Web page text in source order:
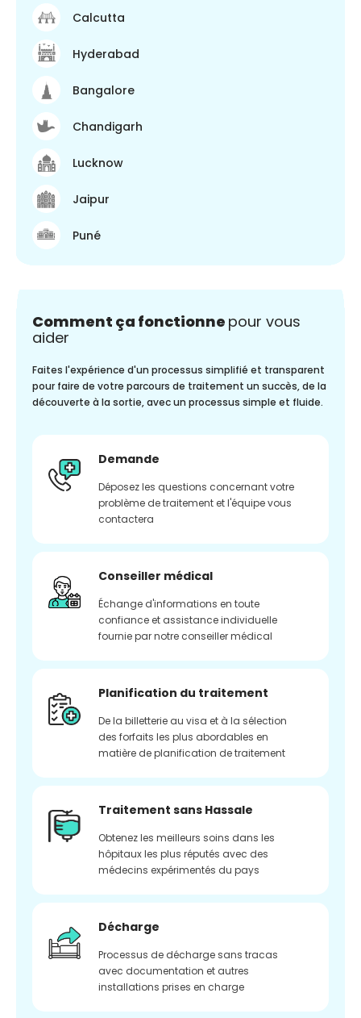
Calcutta
Hyderabad
Bangalore
Chandigarh
Lucknow
Jaipur
Puné
Comment ça fonctionne pour vous
aider
Faites l'expérience d'un processus simplifié et transparent
pour faire de votre parcours de traitement un succès, de la
découverte à la sortie, avec un processus simple et fluide.
Demande
Déposez les questions concernant votre
problème de traitement et l'équipe vous
contactera
Conseiller médical
Échange d'informations en toute
confiance et assistance individuelle
fournie par notre conseiller médical
Planification du traitement
De la billetterie au visa et à la sélection
des forfaits les plus abordables en
matière de planification de traitement
Traitement sans Hassale
Obtenez les meilleurs soins dans les
hôpitaux les plus réputés avec des
médecins expérimentés du pays
Décharge
Processus de décharge sans tracas
avec documentation et autres
installations prises en charge